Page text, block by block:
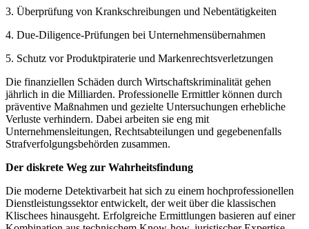
3. Überprüfung von Krankschreibungen und Nebentätigkeiten
4. Due-Diligence-Prüfungen bei Unternehmensübernahmen
5. Schutz vor Produktpiraterie und Markenrechtsverletzungen
Die finanziellen Schäden durch Wirtschaftskriminalität gehen
jährlich in die Milliarden. Professionelle Ermittler können durch
präventive Maßnahmen und gezielte Untersuchungen erhebliche
Verluste verhindern. Dabei arbeiten sie eng mit
Unternehmensleitungen, Rechtsabteilungen und gegebenenfalls
Strafverfolgungsbehörden zusammen.
Der diskrete Weg zur Wahrheitsfindung
Die moderne Detektivarbeit hat sich zu einem hochprofessionellen
Dienstleistungssektor entwickelt, der weit über die klassischen
Klischees hinausgeht. Erfolgreiche Ermittlungen basieren auf einer